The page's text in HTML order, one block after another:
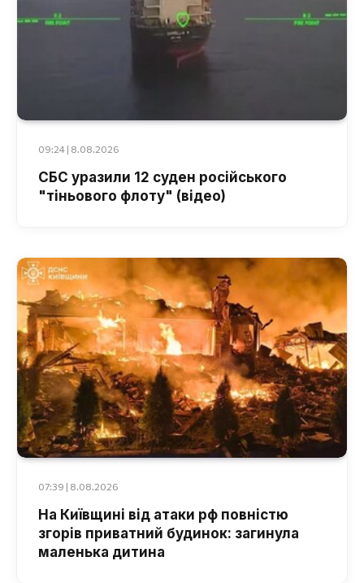
09:24 | 8.08.2026
СБС уразили 12 суден російського
"тіньового флоту" (відео)
07:39 | 8.08.2026
На Київщині від атаки рф повністю
згорів приватний будинок: загинула
маленька дитина